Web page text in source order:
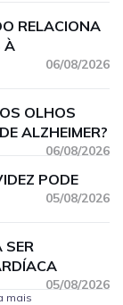
RELACIONA
À
06/08/2026
OLHOS
ALZHEIMER?
06/08/2026
PODE
05/08/2026
SER
05/08/2026
mais